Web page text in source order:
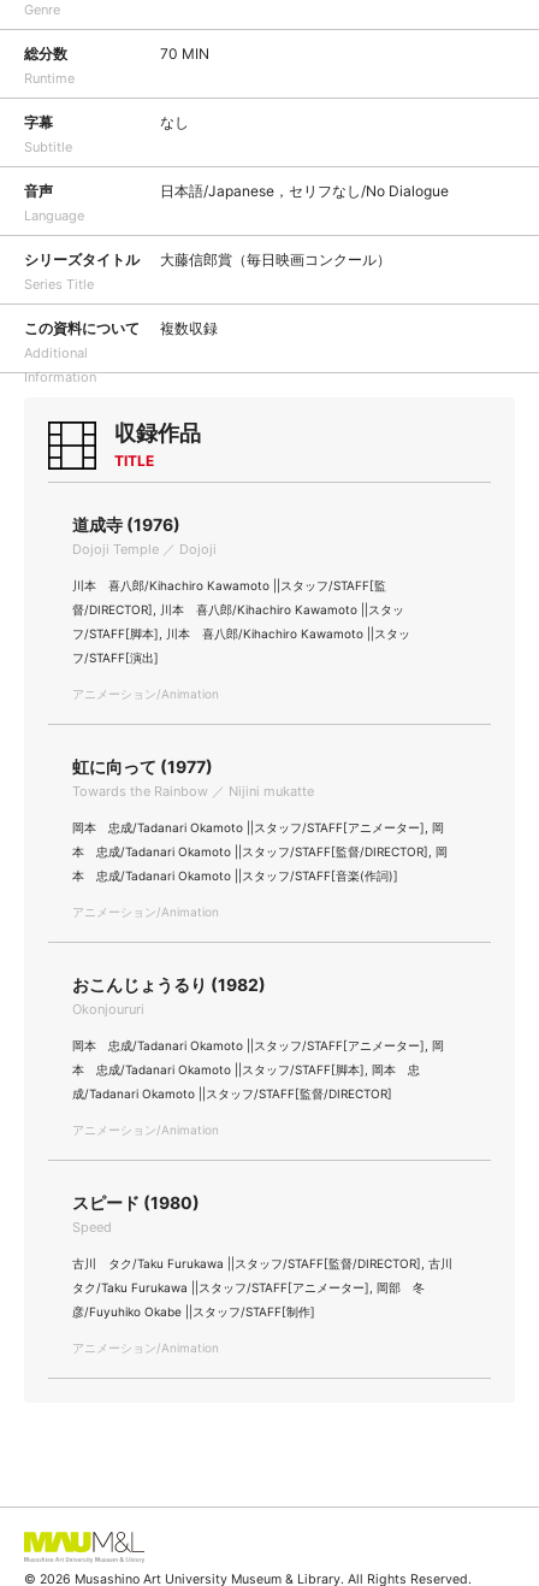
Genre
総分数
Runtime
70 MIN
字幕
Subtitle
なし
音声
Language
日本語/Japanese，セリフなし/No Dialogue
シリーズタイトル
Series Title
大藤信郎賞（毎日映画コンクール）
この資料について
Additional
Information
複数収録
収録作品
TITLE
道成寺 (1976)
Dojoji Temple ／ Dojoji
川本 喜八郎/Kihachiro Kawamoto ||スタッフ/STAFF[監
督/DIRECTOR], 川本 喜八郎/Kihachiro Kawamoto ||スタッ
フ/STAFF[脚本], 川本 喜八郎/Kihachiro Kawamoto ||スタッ
フ/STAFF[演出]
アニメーション/Animation
虹に向って (1977)
Towards the Rainbow ／ Nijini mukatte
岡本 忠成/Tadanari Okamoto ||スタッフ/STAFF[アニメーター], 岡
本 忠成/Tadanari Okamoto ||スタッフ/STAFF[監督/DIRECTOR], 岡
本 忠成/Tadanari Okamoto ||スタッフ/STAFF[音楽(作詞)]
アニメーション/Animation
おこんじょうるり (1982)
Okonjoururi
岡本 忠成/Tadanari Okamoto ||スタッフ/STAFF[アニメーター], 岡
本 忠成/Tadanari Okamoto ||スタッフ/STAFF[脚本], 岡本 忠
成/Tadanari Okamoto ||スタッフ/STAFF[監督/DIRECTOR]
アニメーション/Animation
スピード (1980)
Speed
古川 タク/Taku Furukawa ||スタッフ/STAFF[監督/DIRECTOR], 古川
タク/Taku Furukawa ||スタッフ/STAFF[アニメーター], 岡部 冬
彦/Fuyuhiko Okabe ||スタッフ/STAFF[制作]
アニメーション/Animation
© 2026 Musashino Art University Museum & Library. All Rights Reserved.